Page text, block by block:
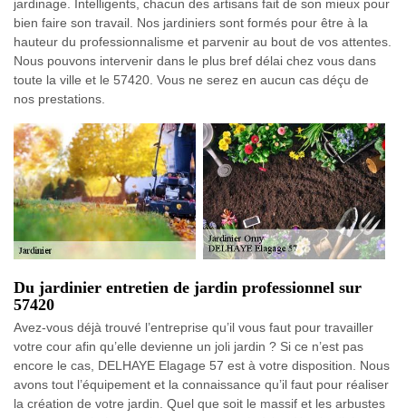
jardinage. Intelligents, chacun des artisans fait de son mieux pour
bien faire son travail. Nos jardiniers sont formés pour être à la
hauteur du professionnalisme et parvenir au bout de vos attentes.
Nous pouvons intervenir dans le plus bref délai chez vous dans
toute la ville et le 57420. Vous ne serez en aucun cas déçu de
nos prestations.
Du jardinier entretien de jardin professionnel sur
57420
Avez-vous déjà trouvé l’entreprise qu’il vous faut pour travailler
votre cour afin qu’elle devienne un joli jardin ? Si ce n’est pas
encore le cas, DELHAYE Elagage 57 est à votre disposition. Nous
avons tout l’équipement et la connaissance qu’il faut pour réaliser
la création de votre jardin. Quel que soit le massif et les arbustes